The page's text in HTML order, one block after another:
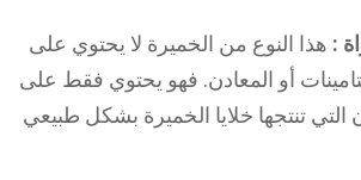
: هذا النوع من الخميرة لا يحتوي على
أو المعادن. فهو يحتوي فقط على
التي تنتجها خلايا الخميرة بشكل طبيعي